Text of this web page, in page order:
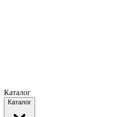
Каталог
Каталог